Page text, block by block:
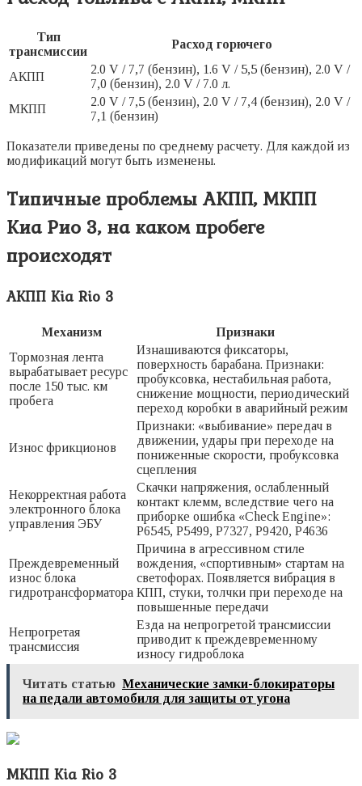
Тип
трансмиссии
Расход горючего
АКПП
2.0 V / 7,7 (бензин), 1.6 V / 5,5 (бензин), 2.0 V /
7,0 (бензин), 2.0 V / 7.0 л.
МКПП
2.0 V / 7,5 (бензин), 2.0 V / 7,4 (бензин), 2.0 V /
7,1 (бензин)
Показатели приведены по среднему расчету. Для каждой из
модификаций могут быть изменены.
Типичные проблемы АКПП, МКПП
Киа Рио 3, на каком пробеге
происходят
АКПП Kia Rio 3
Механизм
Признаки
Тормозная лента
вырабатывает ресурс
после 150 тыс. км
пробега
Изнашиваются фиксаторы,
поверхность барабана. Признаки:
пробуксовка, нестабильная работа,
снижение мощности, периодический
переход коробки в аварийный режим
Износ фрикционов
Признаки: «выбивание» передач в
движении, удары при переходе на
пониженные скорости, пробуксовка
сцепления
Некорректная работа
электронного блока
управления ЭБУ
Скачки напряжения, ослабленный
контакт клемм, вследствие чего на
приборке ошибка «Check Engine»:
P6545, P5499, P7327, P9420, P4636
Преждевременный
износ блока
гидротрансформатора
Причина в агрессивном стиле
вождения, «спортивным» стартам на
светофорах. Появляется вибрация в
КПП, стуки, толчки при переходе на
повышенные передачи
Непрогретая
трансмиссия
Езда на непрогретой трансмиссии
приводит к преждевременному
износу гидроблока
Читать статью Механические замки-блокираторы
на педали автомобиля для защиты от угона
МКПП Kia Rio 3